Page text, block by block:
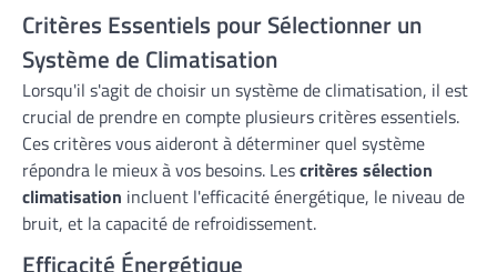
Critères Essentiels pour Sélectionner un
Système de Climatisation
Lorsqu'il s'agit de choisir un système de climatisation, il est
crucial de prendre en compte plusieurs critères essentiels.
Ces critères vous aideront à déterminer quel système
répondra le mieux à vos besoins. Lescritères sélection
climatisation incluent l'efficacité énergétique, le niveau de
bruit, et la capacité de refroidissement.
Efficacité Énergétique